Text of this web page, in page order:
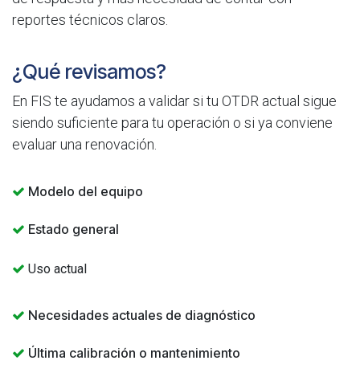
reportes técnicos claros.
¿Qué revisamos?
En FIS te ayudamos a validar si tu OTDR actual sigue
siendo suficiente para tu operación o si ya conviene
evaluar una renovación.
Modelo del equipo​
Estado general
Uso actual
Necesidades actuales de diagnóstico
Última calibración o mantenimiento